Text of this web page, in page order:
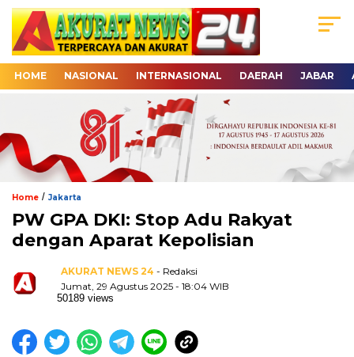
HOME NASIONAL INTERNASIONAL DAERAH JABAR
Home / Jakarta
PW GPA DKI: Stop Adu Rakyat
dengan Aparat Kepolisian
AKURAT NEWS 24 - Redaksi
Jumat, 29 Agustus 2025 - 18:04 WIB
50189 views